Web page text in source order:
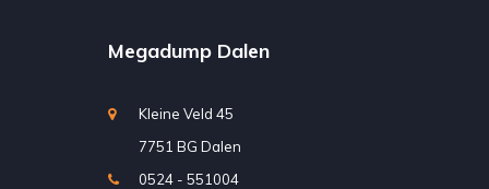
Megadump Dalen
Kleine Veld 45
7751 BG Dalen
0524 - 551004